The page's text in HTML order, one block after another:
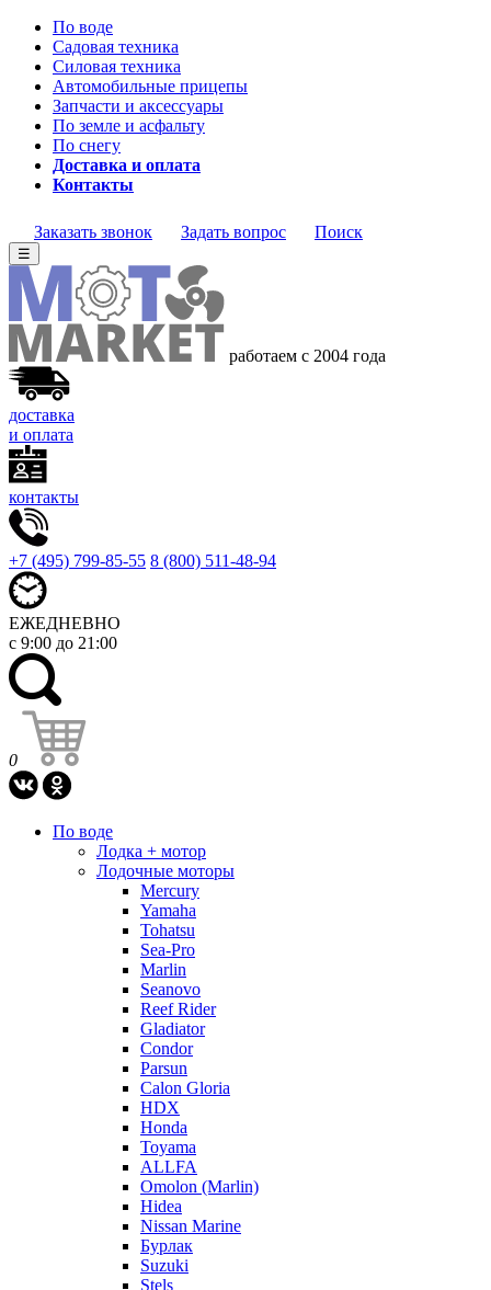
По воде
Садовая техника
Силовая техника
Автомобильные прицепы
Запчасти и аксессуары
По земле и асфальту
По снегу
Доставка и оплата
Контакты
Заказать звонок Задать вопрос Поиск
☰
работаем с 2004 года
доставка
и оплата
контакты
+7 (495) 799-85-55 8 (800) 511-48-94
ЕЖЕДНЕВНО
с 9:00 до 21:00
0
По воде
Лодка + мотор
Лодочные моторы
Mercury
Yamaha
Tohatsu
Sea-Pro
Marlin
Seanovo
Reef Rider
Gladiator
Condor
Parsun
Calon Gloria
HDX
Honda
Toyama
ALLFA
Omolon (Marlin)
Hidea
Nissan Marine
Бурлак
Suzuki
Stels